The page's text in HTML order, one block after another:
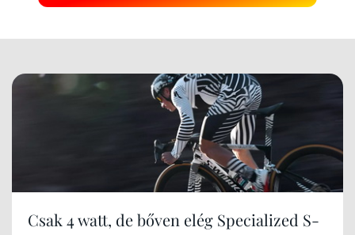
Csak 4 watt, de bőven elég Specialized S-